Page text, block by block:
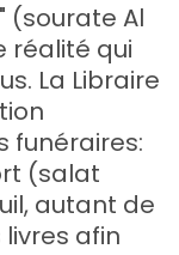
(sourate Al
réalité qui
La Libraire
funéraires:
(salat
autant de
afin